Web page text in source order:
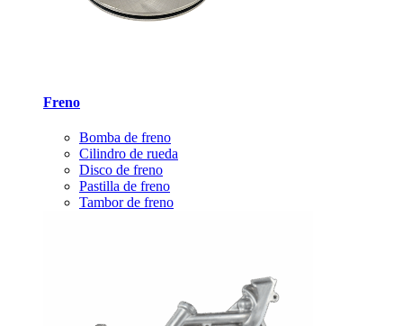
Freno
Bomba de freno
Cilindro de rueda
Disco de freno
Pastilla de freno
Tambor de freno